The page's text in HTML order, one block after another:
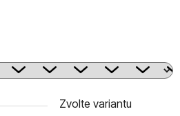
Zvolte variantu